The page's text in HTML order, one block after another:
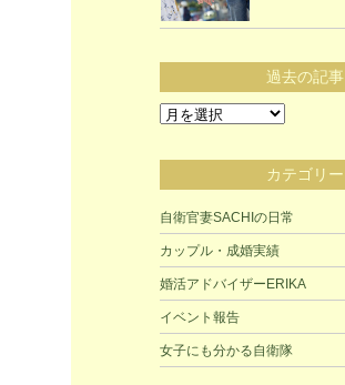
過去の記事
過
の
カテゴリー
自衛官妻SACHIの日常
カップル・成婚実績
婚活アドバイザーERIKA
イベント報告
女子にも分かる自衛隊